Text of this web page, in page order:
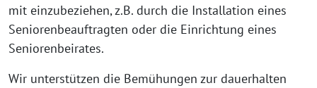
mit einzubeziehen, z.B. durch die Installation eines
Seniorenbeauftragten oder die Einrichtung eines
Seniorenbeirates.
Wir unterstützen die Bemühungen zur dauerhalten